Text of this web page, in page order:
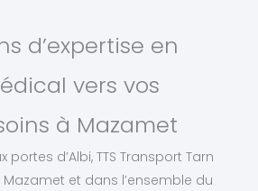
d’expertise en
vers vos
à Mazamet
portes d’Albi, TTS Transport Tarn
et dans l’ensemble du